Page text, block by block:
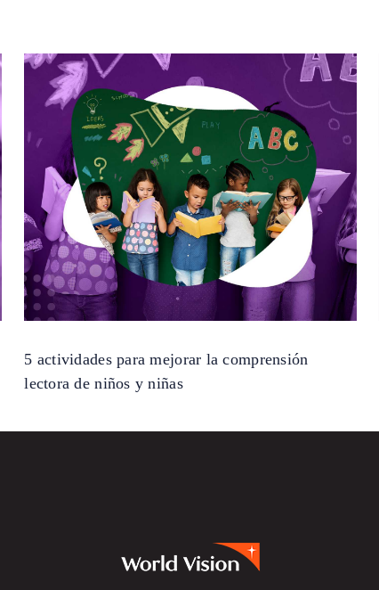
5 actividades para mejorar la comprensión
lectora de niños y niñas